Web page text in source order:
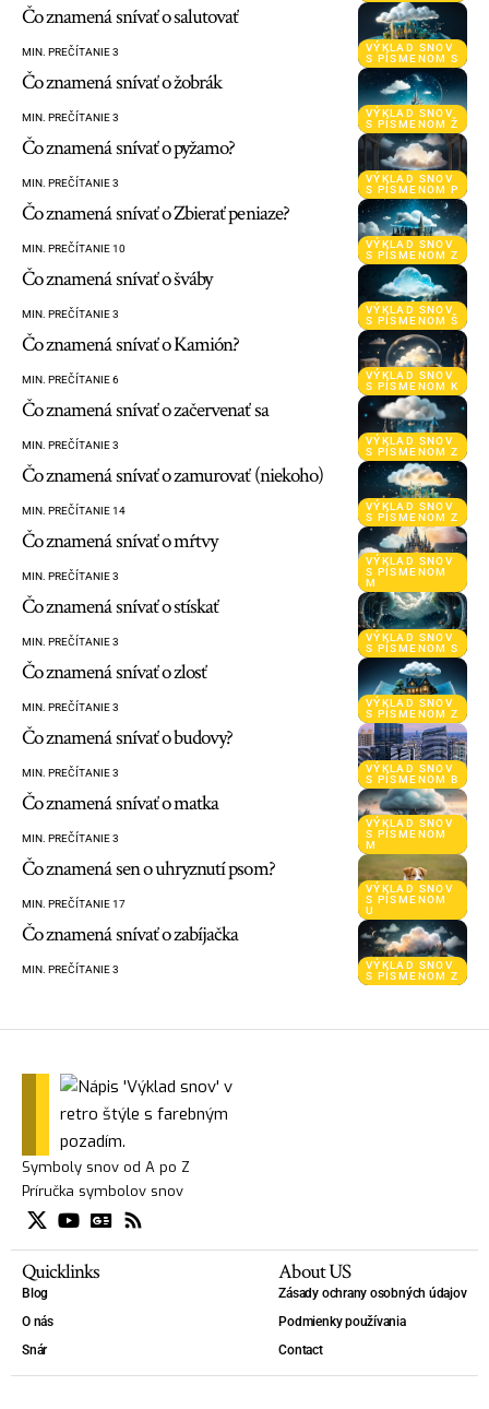
VÝKLAD SNOV
S PÍSMENOM S
Čo znamená snívať o salutovať
MIN. PREČÍTANIE 3
VÝKLAD SNOV
S PÍSMENOM Ž
Čo znamená snívať o žobrák
MIN. PREČÍTANIE 3
VÝKLAD SNOV
S PÍSMENOM P
Čo znamená snívať o pyžamo?
MIN. PREČÍTANIE 3
VÝKLAD SNOV
S PÍSMENOM Z
Čo znamená snívať o Zbierať peniaze?
MIN. PREČÍTANIE 10
VÝKLAD SNOV
S PÍSMENOM Š
Čo znamená snívať o šváby
MIN. PREČÍTANIE 3
VÝKLAD SNOV
S PÍSMENOM K
Čo znamená snívať o Kamión?
MIN. PREČÍTANIE 6
VÝKLAD SNOV
S PÍSMENOM Z
Čo znamená snívať o začervenať sa
MIN. PREČÍTANIE 3
VÝKLAD SNOV
S PÍSMENOM Z
Čo znamená snívať o zamurovať (niekoho)
MIN. PREČÍTANIE 14
VÝKLAD SNOV
S PÍSMENOM
M
Čo znamená snívať o mŕtvy
MIN. PREČÍTANIE 3
VÝKLAD SNOV
S PÍSMENOM S
Čo znamená snívať o stískať
MIN. PREČÍTANIE 3
VÝKLAD SNOV
S PÍSMENOM Z
Čo znamená snívať o zlosť
MIN. PREČÍTANIE 3
VÝKLAD SNOV
S PÍSMENOM B
Čo znamená snívať o budovy?
MIN. PREČÍTANIE 3
VÝKLAD SNOV
S PÍSMENOM
M
Čo znamená snívať o matka
MIN. PREČÍTANIE 3
VÝKLAD SNOV
S PÍSMENOM
U
Čo znamená sen o uhryznutí psom?
MIN. PREČÍTANIE 17
VÝKLAD SNOV
S PÍSMENOM Z
Čo znamená snívať o zabíjačka
MIN. PREČÍTANIE 3
Symboly snov od A po Z
Príručka symbolov snov
Quicklinks
Blog
O nás
Snár
About US
Zásady ochrany osobných údajov
Podmienky používania
Contact